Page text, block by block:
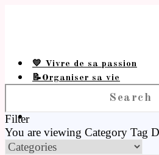
💛 Vivre de sa passion
📝Organiser sa vie
Filter
You are viewing Category Tag